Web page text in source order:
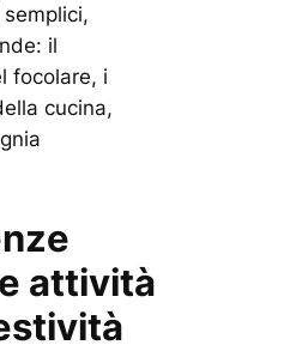
il
focolare, i
cucina,
attività